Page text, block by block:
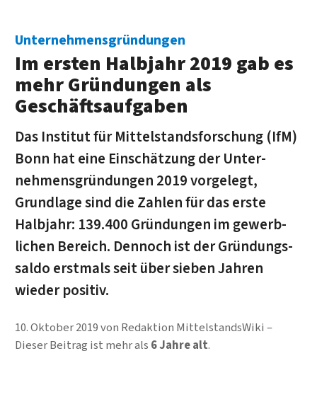
Unternehmensgründungen
Im ersten Halbjahr 2019 gab es
mehr Gründungen als
Geschäfts­aufgaben
Das Institut für Mittelstands­forschung (IfM)
Bonn hat eine Ein­schätzung der Unter­
nehmens­gründungen 2019 vorgelegt,
Grund­lage sind die Zahlen für das erste
Halb­jahr: 139.400 Grün­dungen im gewerb­
lichen Bereich. Dennoch ist der Gründungs­
saldo erst­mals seit über sieben Jahren
wieder positiv.
10. Oktober 2019von Redaktion MittelstandsWiki
Dieser Beitrag ist mehr als 6 Jahre alt.